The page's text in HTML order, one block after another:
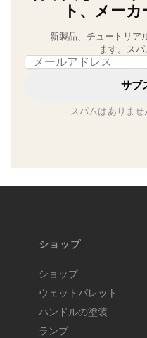
ト、メー
新製品、チュートリア
ます。ス
Email address
サブ
スパムはありま
ショップ
ショップ
ウェットパレット
ハンドルの塗装
ランプ